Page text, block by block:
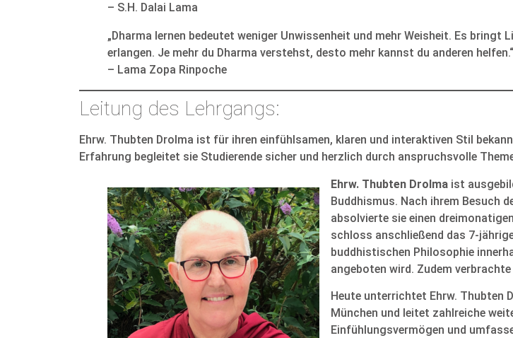
– S.H. Dalai Lama
„Dharma lernen bedeutet weniger Unwissenheit und mehr Weisheit. Es bringt
erlangen. Je mehr du Dharma verstehst, desto mehr kannst du anderen helfen.“
– Lama Zopa Rinpoche
Leitung des Lehrgangs:
Ehrw. Thubten Drolma ist für ihren einfühlsamen, klaren und interaktiven Stil
Erfahrung begleitet sie Studierende sicher und herzlich durch anspruchsvolle
Ehrw. Thubten Drolma ist
Buddhismus. Nach ihrem Besuch
absolvierte sie einen
schloss anschließend das 7-
buddhistischen Philosophie
angeboten wird. Zudem
Heute unterrichtet Ehrw. Thubten
München und leitet zahlreiche
Einfühlungsvermögen und